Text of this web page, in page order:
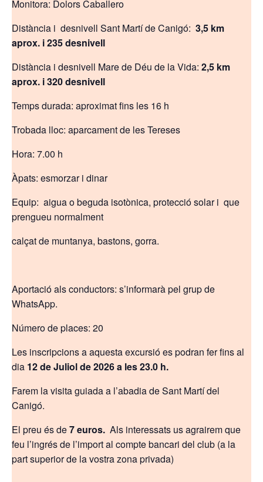
Monitora: Dolors Caballero
Distància i desnivell Sant Martí de Canigó: 3,5 km
aprox. i 235 desnivell
Distància i desnivell Mare de Déu de la Vida: 2,5 km
aprox. i 320 desnivell
Temps durada: aproximat fins les 16 h
Trobada lloc: aparcament de les Tereses
Hora: 7.00 h
Àpats: esmorzar i dinar
Equip: aigua o beguda isotònica, protecció solar i que
prengueu normalment
calçat de muntanya, bastons, gorra.
Aportació als conductors: s’informarà pel grup de
WhatsApp.
Número de places: 20
Les inscripcions a aquesta excursió es podran fer fins al
dia 12 de Juliol de 2026 a les 23.0 h.
Farem la visita guiada a l’abadia de Sant Martí del
Canigó.
El preu és de7 euros. Als interessats us agrairem que
feu l’ingrés de l’import al compte bancari del club (a la
part superior de la vostra zona privada)